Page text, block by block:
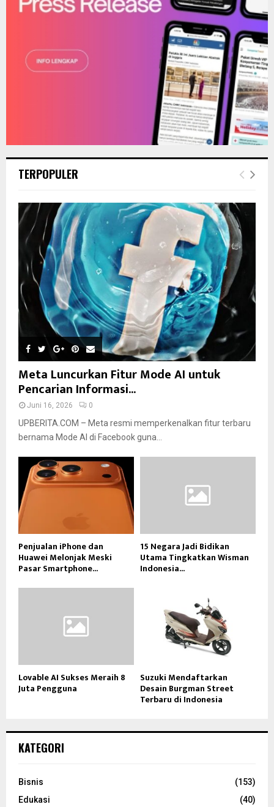
TERPOPULER
Meta Luncurkan Fitur Mode AI untuk
Pencarian Informasi...
Juni 16, 2026 0
UPBERITA.COM – Meta resmi memperkenalkan fitur terbaru
bernama Mode AI di Facebook guna...
Penjualan iPhone dan
Huawei Melonjak Meski
Pasar Smartphone...
15 Negara Jadi Bidikan
Utama Tingkatkan Wisman
Indonesia...
Lovable AI Sukses Meraih 8
Juta Pengguna
Suzuki Mendaftarkan
Desain Burgman Street
Terbaru di Indonesia
KATEGORI
Bisnis
(153)
Edukasi
(40)